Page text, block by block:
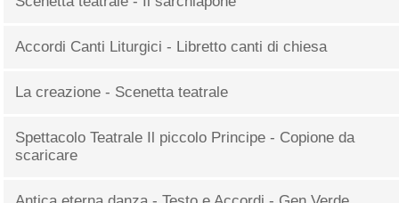
Accordi Canti Liturgici - Libretto canti di chiesa
La creazione - Scenetta teatrale
Spettacolo Teatrale Il piccolo Principe - Copione da
scaricare